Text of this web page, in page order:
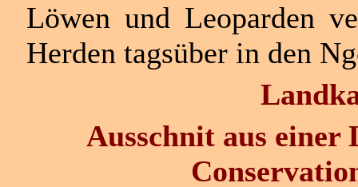
Löwen und Leoparden
Herden tagsüber in den
Ausschnit aus